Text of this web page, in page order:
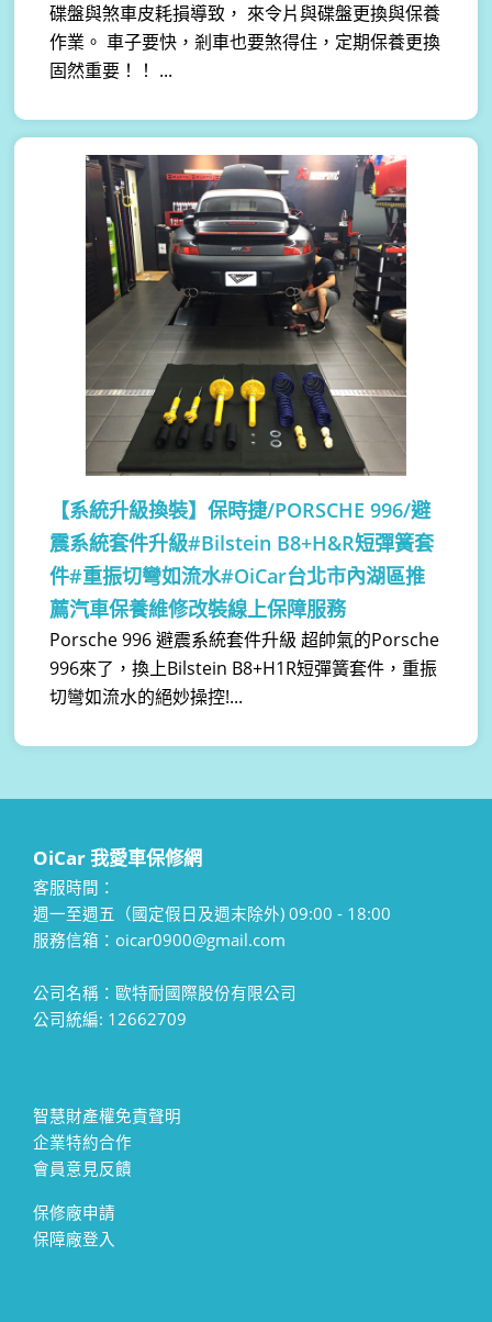
碟盤與煞車皮耗損導致， 來令片與碟盤更換與保養
作業。 車子要快，剎車也要煞得住，定期保養更換
固然重要！！ ...
【系統升級換裝】保時捷/PORSCHE 996/避
震系統套件升級#Bilstein B8+H&R短彈簧套
件#重振切彎如流水#OiCar台北市內湖區推
薦汽車保養維修改裝線上保障服務
Porsche 996 避震系統套件升級 超帥氣的Porsche
996來了，換上Bilstein B8+H1R短彈簧套件，重振
切彎如流水的絕妙操控!...
OiCar 我愛車保修網
客服時間：
週一至週五（國定假日及週末除外) 09:00 - 18:00
服務信箱：oicar0900@gmail.com
公司名稱：歐特耐國際股份有限公司
公司統編: 12662709
智慧財產權免責聲明
企業特約合作
會員意見反饋
保修廠申請
保障廠登入